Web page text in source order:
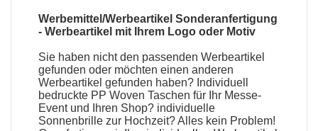
Werbemittel/Werbeartikel Sonderanfertigung
-Werbeartikel mit Ihrem Logo oder Motiv
Sie haben nicht den passendenWerbeartikel
gefunden oder möchten einen anderen
Werbeartikel gefunden haben? Individuell
bedruckte PP Woven Taschen für Ihr Messe-
Event und Ihren Shop? individuelle
Sonnenbrille zur Hochzeit? Alles kein Problem!